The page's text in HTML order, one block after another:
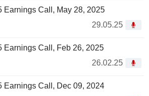
Earnings Call, May 28, 2025
29.05.25
Earnings Call, Feb 26, 2025
26.02.25
Earnings Call, Dec 09, 2024